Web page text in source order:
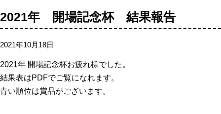
2021年 開場記念杯 結果報告
2021年10月18日
2021年 開場記念杯お疲れ様でした。
結果表はPDFでご覧になれます。
青い順位は賞品がございます。